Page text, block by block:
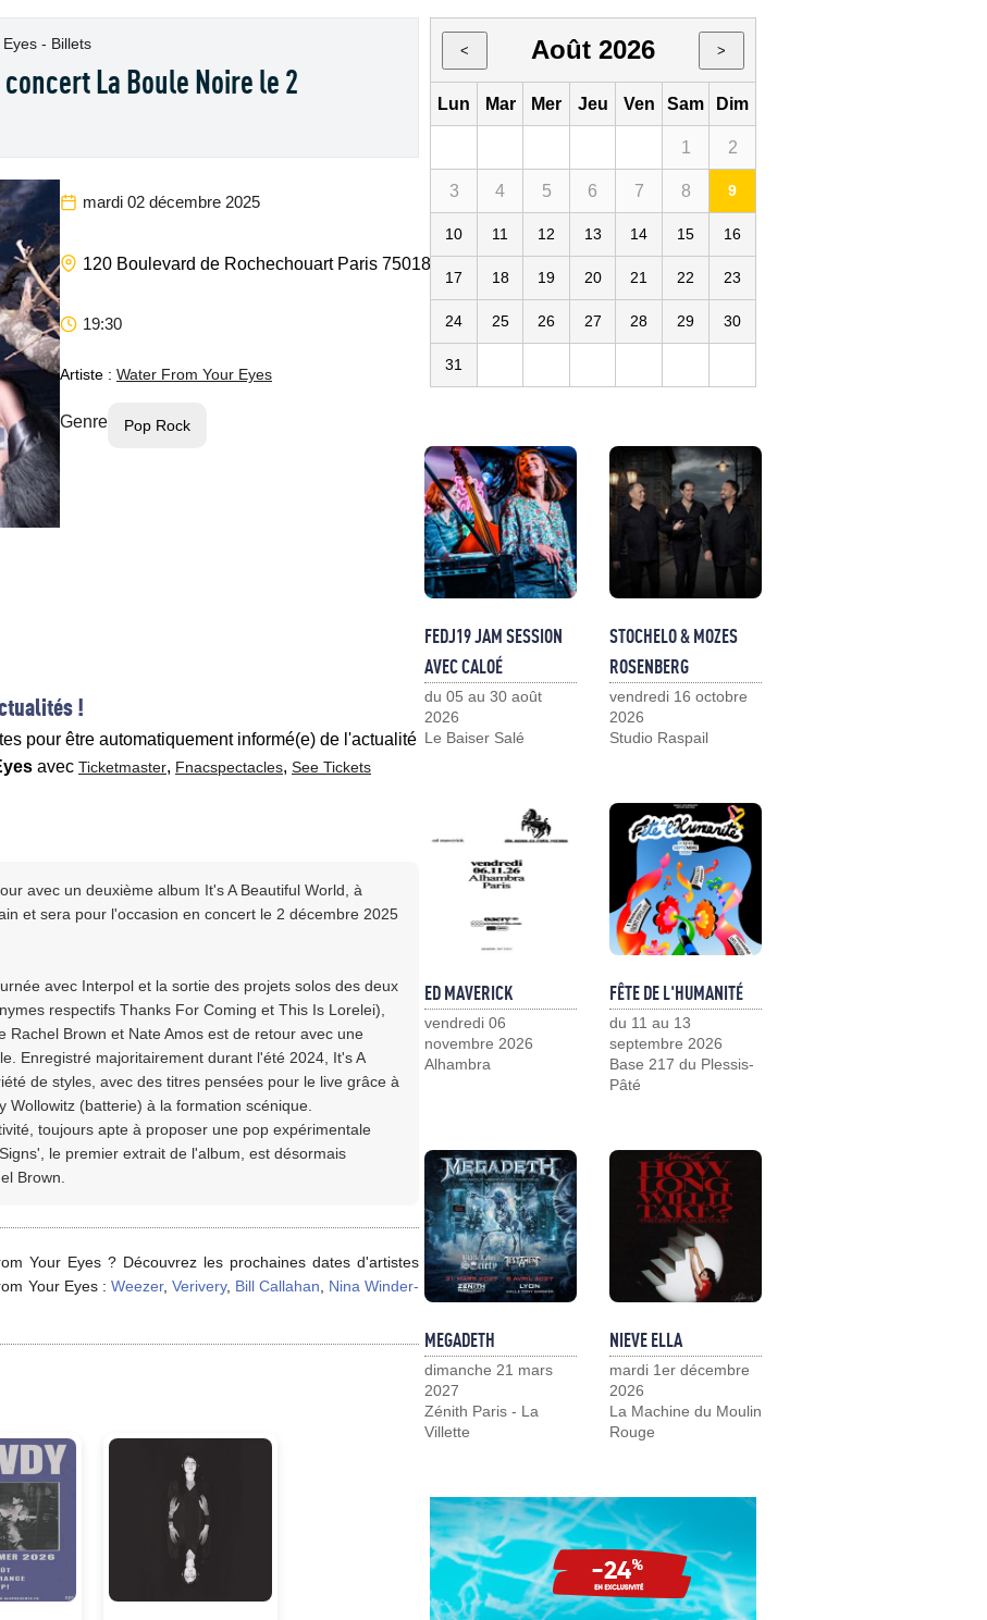
- Billets
La Boule Noire le 2
mardi 02 décembre 2025
120 Boulevard de Rochechouart Paris 75018 La Boule Noire
19:30
Artiste : Water From Your Eyes
Genre Pop Rock
!
pour être automatiquement informé(e) de l'actualité
avec Ticketmaster, Fnacspectacles, See Tickets
avec un deuxième album It's A Beautiful World, à
et sera pour l'occasion en concert le 2 décembre 2025
avec Interpol et la sortie des projets solos des deux
respectifs Thanks For Coming et This Is Lorelei),
Brown et Nate Amos est de retour avec une
Enregistré majoritairement durant l'été 2024, It's A
de styles, avec des titres pensées pour le live grâce à
(batterie) à la formation scénique.
toujours apte à proposer une pop expérimentale
le premier extrait de l'album, est désormais
Brown.
Your Eyes ? Découvrez les prochaines dates d'artistes
Your Eyes : Weezer, Verivery, Bill Callahan
Nina Winder-
< Août 2026 >
Lun Mar Mer Jeu Ven Sam Dim
1 2
3 4 5 6 7 8 9
10 11 12 13 14 15 16
17 18 19 20 21 22 23
24 25 26 27 28 29 30
31
FEDJ19 JAM SESSION
AVEC CALOÉ
du 05 au 30 août
2026
Le Baiser Salé
STOCHELO & MOZES
ROSENBERG
vendredi 16 octobre
2026
Studio Raspail
ED MAVERICK
vendredi 06
novembre 2026
Alhambra
FÊTE DE L'HUMANITÉ
du 11 au 13
septembre 2026
Base 217 du Plessis-
Pâté
MEGADETH
dimanche 21 mars
2027
Zénith Paris - La
Villette
NIEVE ELLA
mardi 1er décembre
2026
La Machine du Moulin
Rouge